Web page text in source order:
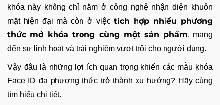
khóa này không chỉ nằm ở công nghệ nhận diện khuôn
mặt hiện đại mà còn ở việc tích hợp nhiều phương
thức mở khóa trong cùng một sản phẩm, mang
đến sự linh hoạt và trải nghiệm vượt trội cho người dùng.
Vậy đâu là những lợi ích quan trọng khiến các mẫu khóa
Face ID đa phương thức trở thành xu hướng? Hãy cùng
tìm hiểu chi tiết.